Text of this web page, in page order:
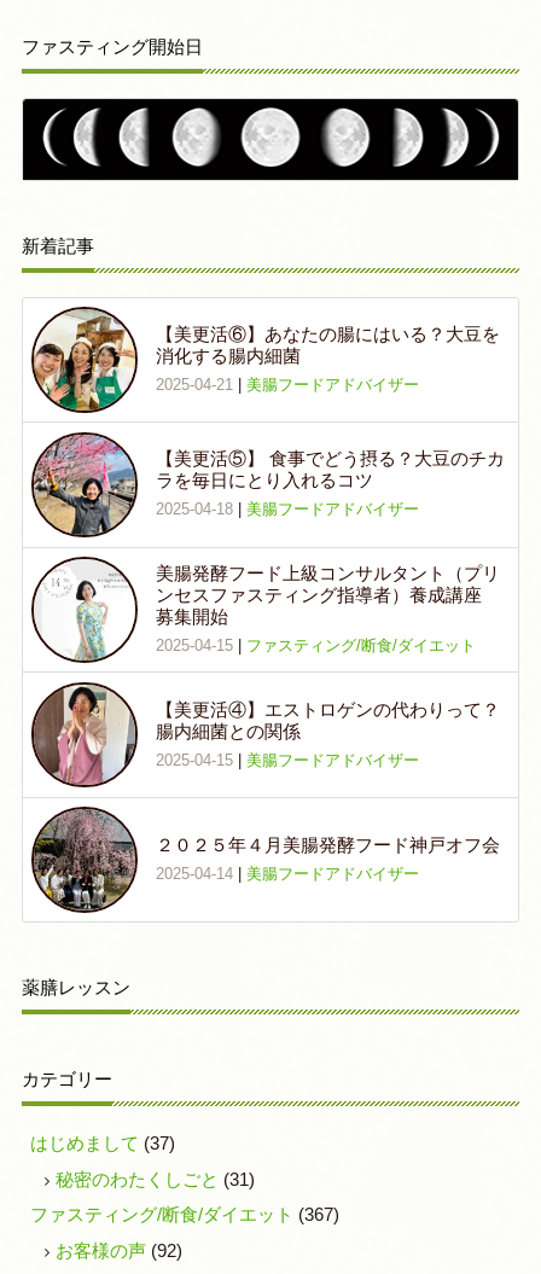
ファスティング開始日
新着記事
【美更活⑥】あなたの腸にはいる？大豆を
消化する腸内細菌
2025-04-21 美腸フードアドバイザー
【美更活⑤】 食事でどう摂る？大豆のチカ
ラを毎日にとり入れるコツ
2025-04-18| 美腸フードアドバイザー
美腸発酵フード上級コンサルタント（プリ
ンセスファスティング指導者）養成講座
募集開始
2025-04-15| ファスティング/断食/ダイエット
【美更活④】エストロゲンの代わりって？
腸内細菌との関係
2025-04-15| 美腸フードアドバイザー
２０２５年４月美腸発酵フード神戸オフ会
2025-04-14| 美腸フードアドバイザー
薬膳レッスン
カテゴリー
はじめまして (37)
秘密のわたくしごと (31)
ファスティング/断食/ダイエット (367)
お客様の声 (92)